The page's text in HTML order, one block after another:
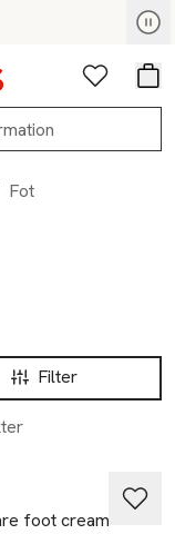
nu
Favoriter
Fot
Filter
foot cream